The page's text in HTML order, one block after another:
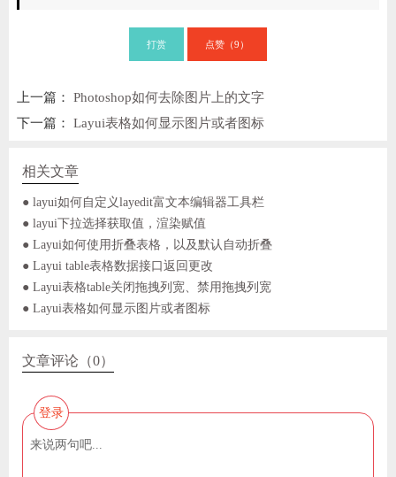
打赏 点赞（9 ）
上一篇：Photoshop如何去除图片上的文字
下一篇：Layui表格如何显示图片或者图标
相关文章
● layui如何自定义layedit富文本编辑器工具栏
● layui下拉选择获取值，渲染赋值
● Layui如何使用折叠表格，以及默认自动折叠
● Layui table表格数据接口返回更改
● Layui表格table关闭拖拽列宽、禁用拖拽列宽
● Layui表格如何显示图片或者图标
文章评论（0）
登录